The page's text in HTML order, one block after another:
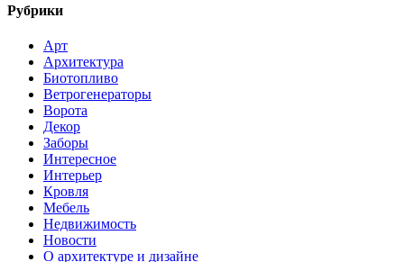
Рубрики
Арт
Архитектура
Биотопливо
Ветрогенераторы
Ворота
Декор
Заборы
Интересное
Интерьер
Кровля
Мебель
Недвижимость
Новости
О архитектуре и дизайне